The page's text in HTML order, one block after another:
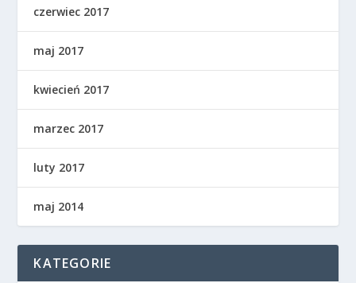
czerwiec 2017
maj 2017
kwiecień 2017
marzec 2017
luty 2017
maj 2014
KATEGORIE